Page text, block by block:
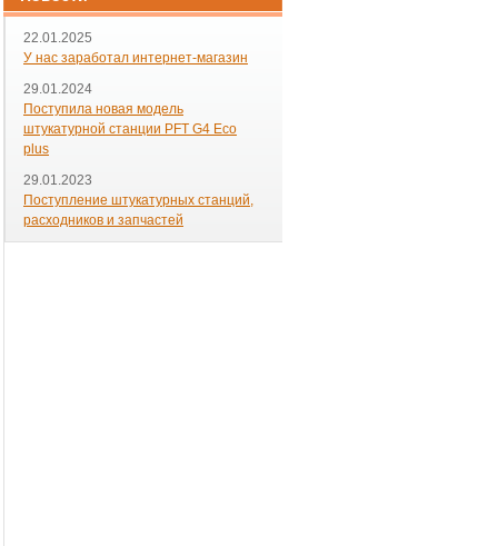
22.01.2025
У нас заработал интернет-магазин
29.01.2024
Поступила новая модель
штукатурной станции PFT G4 Eco
plus
29.01.2023
Поступление штукатурных станций,
расходников и запчастей